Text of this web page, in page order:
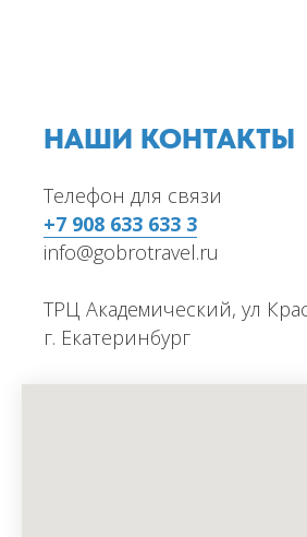
НАШИ КОНТАКТЫ
Телефон для связи
+7 908 633 633 3
info@gobrotravel.ru
ТРЦ Академический, ул
г. Екатеринбург